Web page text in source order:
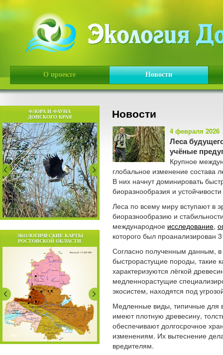
О проекте Новости
ФЛОРА И ФАУНА
ДОНСКОГО КРАЯ
ЭКОЛОГИЧЕСКИЕ КАРТЫ
РОСТОВСКОЙ ОБЛАСТИ
Новости
4 февраля 2026
Леса
учёные
Крупное
глобальное изменение состава
В них начнут доминировать
биоразнообразия и
Леса по всему миру вступают в
биоразнообразию и
международное исследование,
которого был проанализирован
Согласно полученным данным,
быстрорастущие породы, такие
характеризуются лёгкой
медленнорастущие
экосистем, находятся под
Медленные виды, типичные для
имеют плотную древесину,
обеспечивают долгосрочное
изменениям. Их вытеснение
вредителям.